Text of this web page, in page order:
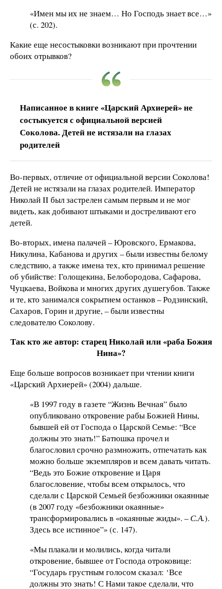
«Имен мы их не знаем… Но Господь знает все…»
(с. 202).
Какие еще несостыковки возникают при прочтении
обоих отрывков?
Написанное в книге «Царский Архиерей» не
состыкуется с официальной версией
Соколова. Детей не истязали на глазах
родителей
Во-первых, отличие от официальной версии Соколова!
Детей не истязали на глазах родителей. Император
Николай II был застрелен самым первым и не мог
видеть, как добивают штыками и достреливают его
детей.
Во-вторых, имена палачей – Юровского, Ермакова,
Никулина, Кабанова и других – были известны белому
следствию, а также имена тех, кто принимал решение
об убийстве: Голощекина, Белобородова, Сафарова,
Чуцкаева, Войкова и многих других душегубов. Также
и те, кто занимался сокрытием останков – Родзинский,
Сахаров, Горин и другие, – были известны
следователю Соколову.
Так кто же автор: старец Николай или «раба Божия
Нина»?
Еще больше вопросов возникает при чтении книги
«Царский Архиерей» (2004) дальше.
«В 1997 году в газете “Жизнь Вечная” было
опубликовано откровение рабы Божией Нины,
бывшей ей от Господа о Царской Семье: “Все
должны это знать!” Батюшка прочел и
благословил срочно размножить, отпечатать как
можно больше экземпляров и всем давать читать.
“Ведь это Божие откровение и Царя
благословение, чтобы всем открылось, что
сделали с Царской Семьей безбожники окаянные
(в 2007 году «безбожники окаянные»
трансформировались в «окаянные жиды». –С.А.).
Здесь все истинное”» (с. 147).
«Мы плакали и молились, когда читали
откровение, бывшее от Господа отроковице:
“Государь грустным голосом сказал: ‘Все
должны это знать! С Нами такое сделали, что